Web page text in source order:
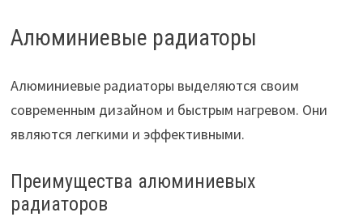
Алюминиевые радиаторы
Алюминиевые радиаторы выделяются своим
современным дизайном и быстрым нагревом. Они
являются легкими и эффективными.
Преимущества алюминиевых
радиаторов